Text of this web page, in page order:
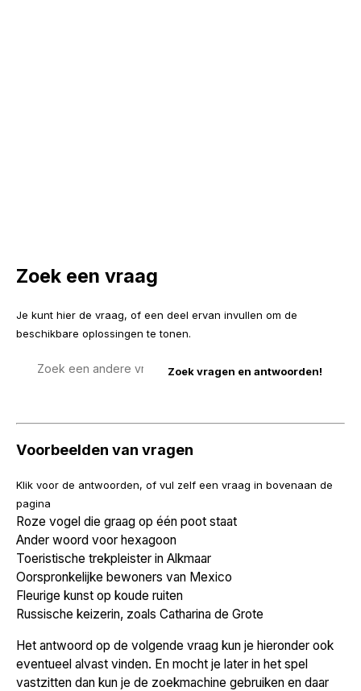
Zoek een vraag
Je kunt hier de vraag, of een deel ervan invullen om de
beschikbare oplossingen te tonen.
Voorbeelden van vragen
Klik voor de antwoorden, of vul zelf een vraag in bovenaan de
pagina
Roze vogel die graag op één poot staat
Ander woord voor hexagoon
Toeristische trekpleister in Alkmaar
Oorspronkelijke bewoners van Mexico
Fleurige kunst op koude ruiten
Russische keizerin, zoals Catharina de Grote
Het antwoord op de volgende vraag kun je hieronder ook
eventueel alvast vinden. En mocht je later in het spel
vastzitten dan kun je de zoekmachine gebruiken en daar